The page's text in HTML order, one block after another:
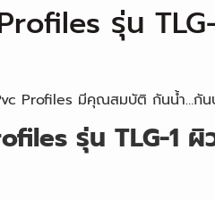
รุ่น
Profiles มีคุณสมบัติ กันน้ำ…กัน
รุ่น TLG-1